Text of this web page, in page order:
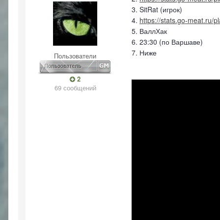
Пользователи
2
69 сообщений
3. SitRat (игрок)
4. https://stats.go-meat.ru/
5. ВаллХак
6. 23:30 (по Варшаве)
7. Ниже